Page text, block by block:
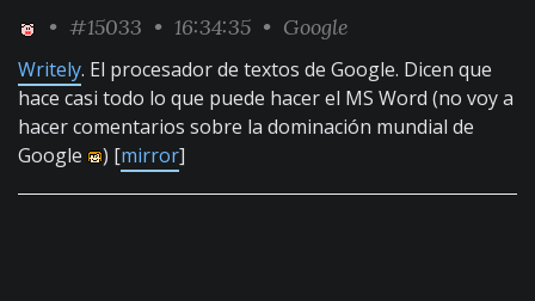
• #15033 • 16:34:35 • Google
Writely. El procesador de textos de Google. Dicen que
hace casi todo lo que puede hacer el MS Word (no voy a
hacer comentarios sobre la dominación mundial de
Google
) [mirror]